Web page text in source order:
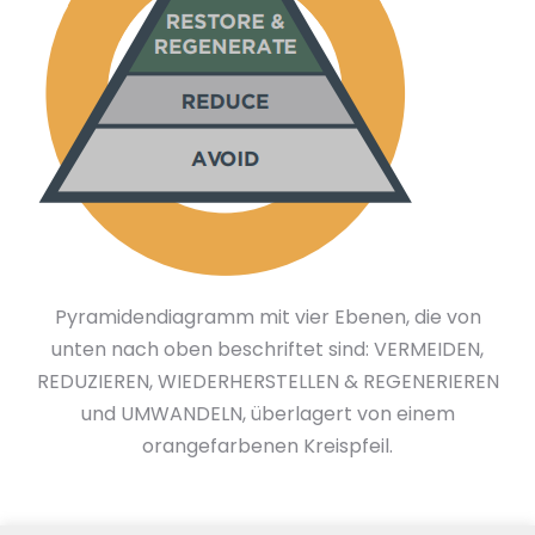
Pyramidendiagramm mit vier Ebenen, die von
unten nach oben beschriftet sind: VERMEIDEN,
REDUZIEREN, WIEDERHERSTELLEN & REGENERIEREN
und UMWANDELN, überlagert von einem
orangefarbenen Kreispfeil.